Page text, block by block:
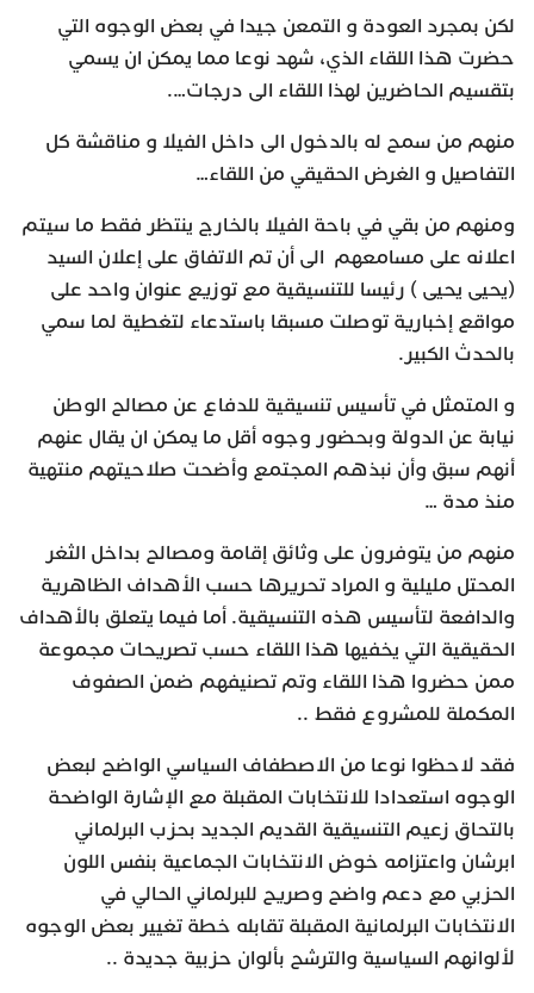
لكن بمجرد العودة و التمعن جيدا في بعض الوجوه التي
حضرت هذا اللقاء الذي، شهد نوعا مما يمكن ان يسمي
بتقسيم الحاضرين لهذا اللقاء الى درجات….
منهم من سمح له بالدخول الى داخل الفيلا و مناقشة كل
التفاصيل و الغرض الحقيقي من اللقاء…
ومنهم من بقي في باحة الفيلا بالخارج ينتظر فقط ما سيتم
اعلانه على مسامعهم الى أن تم الاتفاق على إعلان السيد
(يحيى يحيى ) رئيسا للتنسيقية مع توزيع عنوان واحد على
مواقع إخبارية توصلت مسبقا باستدعاء لتغطية لما سمي
بالحدث الكبير.
و المتمثل في تأسيس تنسيقية للدفاع عن مصالح الوطن
نيابة عن الدولة وبحضور وجوه أقل ما يمكن ان يقال عنهم
أنهم سبق وأن نبذهم المجتمع وأضحت صلاحيتهم منتهية
منذ مدة …
منهم من يتوفرون على وثائق إقامة ومصالح بداخل الثغر
المحتل مليلية و المراد تحريرها حسب الأهداف الظاهرية
والدافعة لتأسيس هذه التنسيقية. أما فيما يتعلق بالأهداف
الحقيقية التي يخفيها هذا اللقاء حسب تصريحات مجموعة
ممن حضروا هذا اللقاء وتم تصنيفهم ضمن الصفوف
المكملة للمشروع فقط ..
فقد لاحظوا نوعا من الاصطفاف السياسي الواضح لبعض
الوجوه استعدادا للانتخابات المقبلة مع الإشارة الواضحة
بالتحاق زعيم التنسيقية القديم الجديد بحزب البرلماني
ابرشان واعتزامه خوض الانتخابات الجماعية بنفس اللون
الحزبي مع دعم واضح وصريح للبرلماني الحالي في
الانتخابات البرلمانية المقبلة تقابله خطة تغيير بعض الوجوه
لألوانهم السياسية والترشح بألوان حزبية جديدة ..